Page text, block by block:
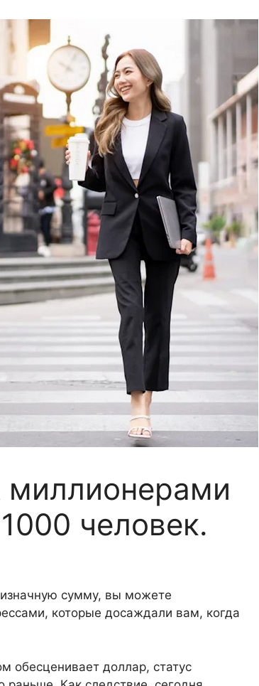
человек.
сумму, вы можете
которые досаждали вам, когда
обесценивает доллар, статус